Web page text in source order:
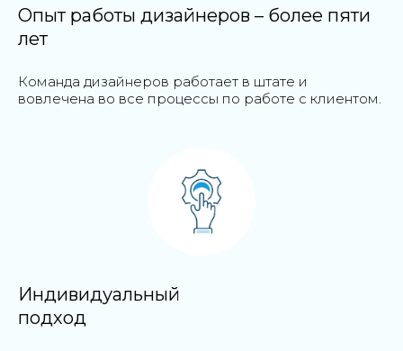
Опыт работы дизайнеров – более пяти
лет
Команда дизайнеров работает в штате и
вовлечена во все процессы по работе с клиентом.
Индивидуальный
подход